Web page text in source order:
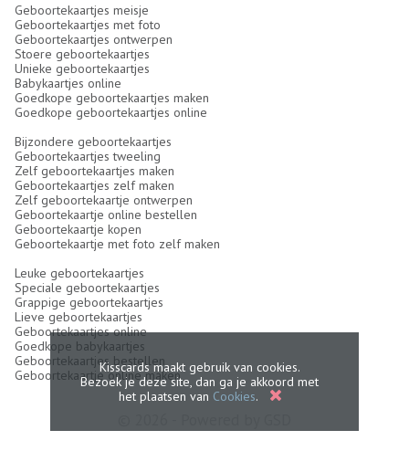
Geboortekaartjes meisje
Geboortekaartjes met foto
Geboortekaartjes ontwerpen
Stoere geboortekaartjes
Unieke geboortekaartjes
Babykaartjes online
Goedkope geboortekaartjes maken
Goedkope geboortekaartjes online
Bijzondere geboortekaartjes
Geboortekaartjes tweeling
Zelf geboortekaartjes maken
Geboortekaartjes zelf maken
Zelf geboortekaartje ontwerpen
Geboortekaartje online bestellen
Geboortekaartje kopen
Geboortekaartje met foto zelf maken
Leuke geboortekaartjes
Speciale geboortekaartjes
Grappige geboortekaartjes
Lieve geboortekaartjes
Geboortekaartjes online
Goedkope babykaartjes
Geboortekaartjes bestellen
Geboortekaartje online makenKisscards maakt gebruik van cookies.
Bezoek je deze site, dan ga je akkoord met
het plaatsen van Cookies.